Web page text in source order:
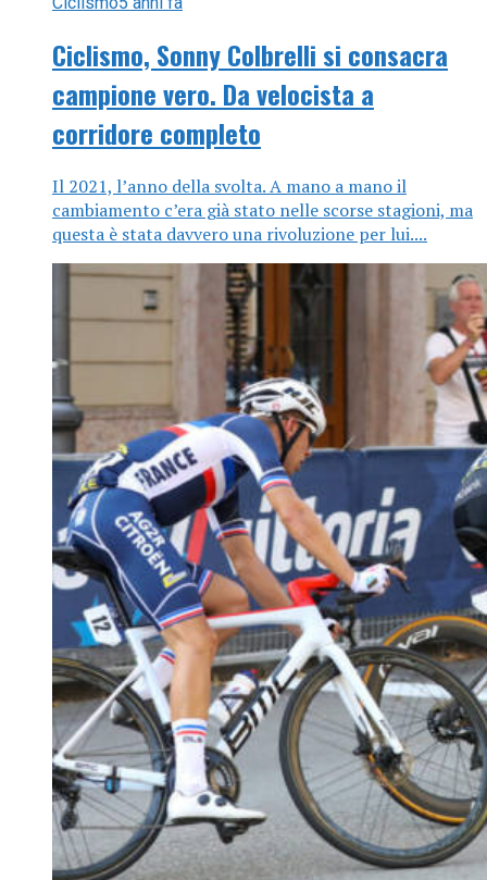
Ciclismo, Sonny Colbrelli si consacra
campione vero. Da velocista a
corridore completo
Il 2021, l’anno della svolta. A mano a mano il
cambiamento c’era già stato nelle scorse stagioni, ma
questa è stata davvero una rivoluzione per lui....